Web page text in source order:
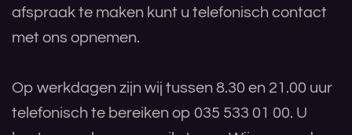
afspraak te maken kunt u telefonisch contact
met ons opnemen.
Op werkdagen zijn wij tussen 8.30 en 21.00 uur
telefonisch te bereiken op 035 533 01 00. U